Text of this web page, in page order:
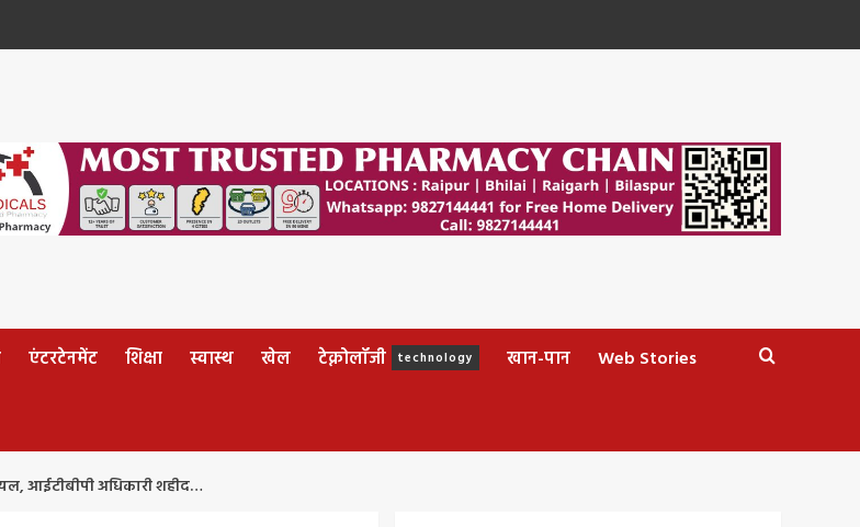
एंटरटेनमेंट शिक्षा स्वास्थ खेल टेक्नोलॉजी technology खान-पान Web Stories
आईटीबीपी अधिकारी शहीद…